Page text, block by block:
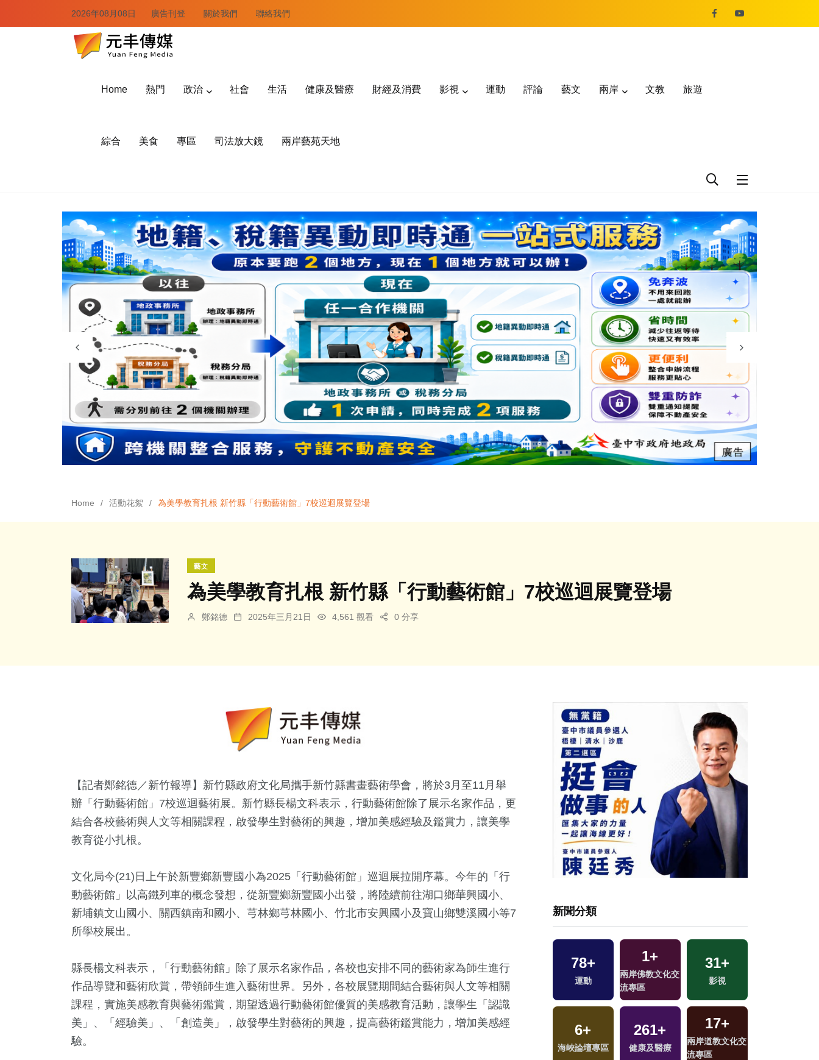
2026年08月08日 廣告刊登 關於我們 聯絡我們
Home 熱門 政治 社會 生活 健康及醫療 財經及消費 影視 運動 評論 藝文 兩岸 文教 旅遊
綜合 美食 專區 司法放大鏡 兩岸藝苑天地
Home 活動花絮 為美學教育扎根 新竹縣「行動藝術館」7校巡迴展覽登場
藝文
為美學教育扎根 新竹縣「行動藝術館」7校巡迴展覽登場
鄭銘德 2025年三月21日 4,561 觀看 0 分享
【記者鄭銘德／新竹報導】新竹縣政府文化局攜手新竹縣書畫藝術學會，將於3月至11月舉
辦「行動藝術館」7校巡迴藝術展。新竹縣長楊文科表示，行動藝術館除了展示名家作品，更
結合各校藝術與人文等相關課程，啟發學生對藝術的興趣，增加美感經驗及鑑賞力，讓美學
教育從小扎根。
文化局今(21)日上午於新豐鄉新豐國小為2025「行動藝術館」巡迴展拉開序幕。今年的「行
動藝術館」以高鐵列車的概念發想，從新豐鄉新豐國小出發，將陸續前往湖口鄉華興國小、
新埔鎮文山國小、關西鎮南和國小、芎林鄉芎林國小、竹北市安興國小及寶山鄉雙溪國小等7
所學校展出。
縣長楊文科表示，「行動藝術館」除了展示名家作品，各校也安排不同的藝術家為師生進行
作品導覽和藝術欣賞，帶領師生進入藝術世界。另外，各校展覽期間結合藝術與人文等相關
課程，實施美感教育與藝術鑑賞，期望透過行動藝術館優質的美感教育活動，讓學生「認識
美」、「經驗美」、「創造美」，啟發學生對藝術的興趣，提高藝術鑑賞能力，增加美感經
驗。
新聞分類
321+ 638+
社會
187+
旅遊
501+
5+
演唱會
福建林公信俗文
化專區
33+
美食
0+
2023金鐘獎
159+ 115+
78+
運動
1+
兩岸佛教文化交
流專區
31+
影視
6+
海峽論壇專區
261+
健康及醫療
17+
兩岸道教文化交
流專區